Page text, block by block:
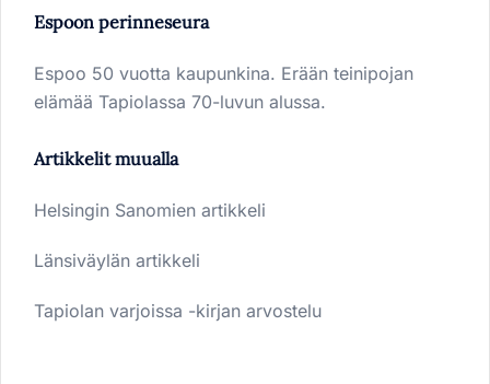
Espoon perinneseura
Espoo 50 vuotta kaupunkina. Erään teinipojan
elämää Tapiolassa 70-luvun alussa.
Artikkelit muualla
Helsingin Sanomien artikkeli
Länsiväylän artikkeli
Tapiolan varjoissa -kirjan arvostelu